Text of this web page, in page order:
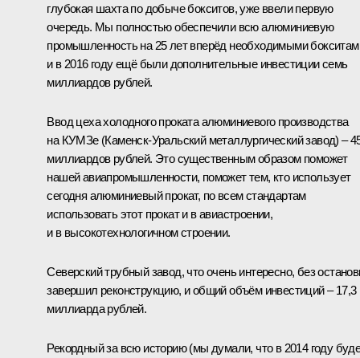
глубокая шахта по добыче бокситов, уже ввели первую
очередь. Мы полностью обеспечили всю алюминиевую
промышленность на 25 лет вперёд необходимыми
и в 2016 году ещё были дополнительные инвестиции семь
миллиардов рублей.
Ввод цеха холодного проката алюминиевого производства
на КУМЗе (Каменск-Уральский металлургический завод) –
миллиардов рублей. Это существенным образом поможет
нашей авиапромышленности, поможет тем, кто использует
сегодня алюминиевый прокат, по всем стандартам
использовать этот прокат и в авиастроении,
и в высокотехнологичном строении.
Северский трубный завод, что очень интересно, без
завершил реконструкцию, и общий объём инвестиций – 17,3
миллиарда рублей.
Рекордный за всю историю (мы думали, что в 2014 году